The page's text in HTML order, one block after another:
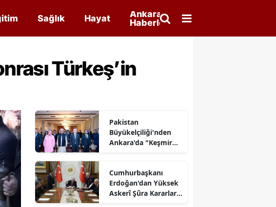
Sağlık Hayat
Ankara
Haberleri
Türkeş’in
Pakistan
Büyükelçiliği'nden
Ankara'da "Keşmir
Cumhurbaşkanı
Erdoğan'dan Yüksek
Askerî Şûra Kararları